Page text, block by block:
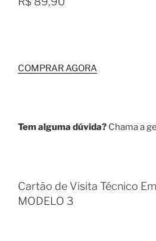
COMPRAR AGORA
Tem alguma dúvida? Chama a
Cartão de Visita Técnico
MODELO 3